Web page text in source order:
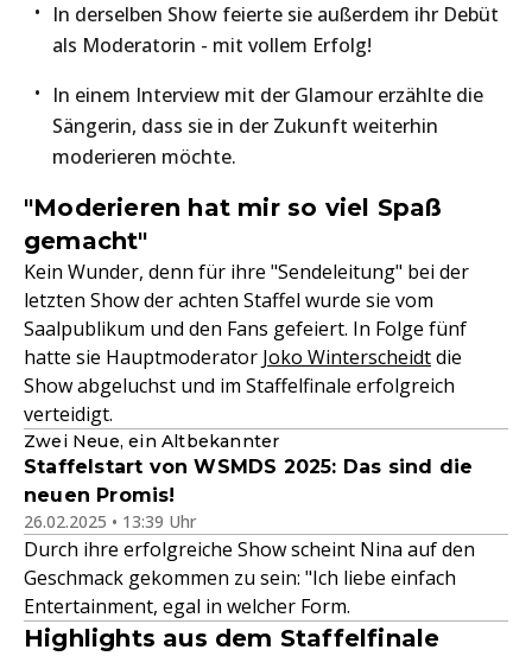
In derselben Show feierte sie außerdem ihr Debüt
als Moderatorin - mit vollem Erfolg!
In einem Interview mit der Glamour erzählte die
Sängerin, dass sie in der Zukunft weiterhin
moderieren möchte.
"Moderieren hat mir so viel Spaß
gemacht"
Kein Wunder, denn für ihre "Sendeleitung" bei der
letzten Show der achten Staffel wurde sie vom
Saalpublikum und den Fans gefeiert. In Folge fünf
hatte sie Hauptmoderator Joko Winterscheidtdie
Show abgeluchst und im Staffelfinale erfolgreich
verteidigt.
Zwei Neue, ein Altbekannter
Staffelstart von WSMDS 2025: Das sind die
neuen Promis!
26.02.2025 • 13:39 Uhr
Durch ihre erfolgreiche Show scheint Nina auf den
Geschmack gekommen zu sein: "Ich liebe einfach
Entertainment, egal in welcher Form.
Highlights aus dem Staffelfinale